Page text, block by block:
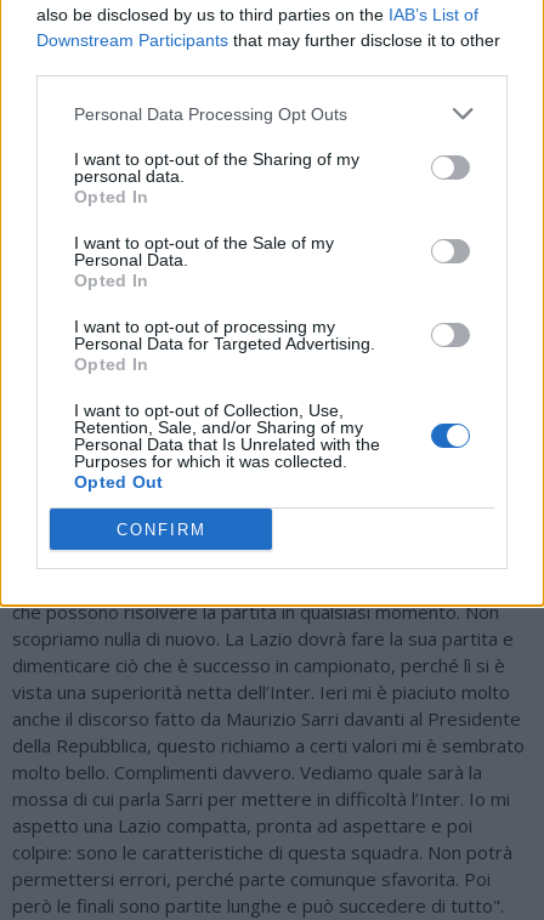
also be disclosed by us to third parties on the IAB’s List of
Downstream Participants that may further disclose it to other
Personal Data Processing Opt Outs
I want to opt-out of the Sharing of my
personal data.
Opted In
I want to opt-out of the Sale of my
Personal Data.
Opted In
I want to opt-out of processing my
Personal Data for Targeted Advertising.
Opted In
I want to opt-out of Collection, Use,
Retention, Sale, and/or Sharing of my
Personal Data that Is Unrelated with the
Purposes for which it was collected.
Opted Out
CONFIRM
A differenza dell’anno scorso quando magari aveva
qualche proposta concreta sul tavolo, oggi Antonio
Conte tiene un profilo più basso e non minaccia di
andare via ogni due settimane.
"Esatto. Ma perché in questo momento, in Italia, non ci sono
proposte concrete. A meno che non si apra uno scenario
particolare: Allegri in Nazionale, il Milan senza allenatore e
allora il Milan che pensa a Conte. È l’unico scenario possibile in
Italia, al momento. Altrimenti non vedo altre strade per Conte.
Assolutamente".
Le chiedo anche se ha recuperato l’inchiesta di Fabrizio
Corona andata in onda lunedì sera.
"No, le devo dire la verità: non l’ho recuperata".
Direttore, in chiusura la porto sulla finale di Coppa Italia
tra Lazio e Inter: chi parte avvantaggiato tra Inter e
che possono risolvere la partita in qualsiasi momento. Non
scopriamo nulla di nuovo. La Lazio dovrà fare la sua partita e
dimenticare ciò che è successo in campionato, perché lì si è
vista una superiorità netta dell’Inter. Ieri mi è piaciuto molto
anche il discorso fatto da Maurizio Sarri davanti al Presidente
della Repubblica, questo richiamo a certi valori mi è sembrato
molto bello. Complimenti davvero. Vediamo quale sarà la
mossa di cui parla Sarri per mettere in difficoltà l’Inter. Io mi
aspetto una Lazio compatta, pronta ad aspettare e poi
colpire: sono le caratteristiche di questa squadra. Non potrà
permettersi errori, perché parte comunque sfavorita. Poi
però le finali sono partite lunghe e può succedere di tutto".